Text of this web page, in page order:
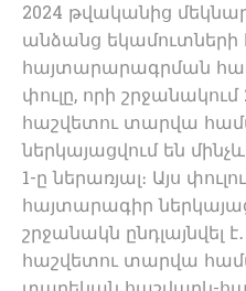
2024 թվականից
անձանց եկամուտների
հայտարարագրման
փուլը, որի
հաշվետու տարվա
ներկայացվում են
1-ը ներառյալ։ Այս
հայտարագիր
շրջանակն ընդլայնվել
հաշվետու տարվա